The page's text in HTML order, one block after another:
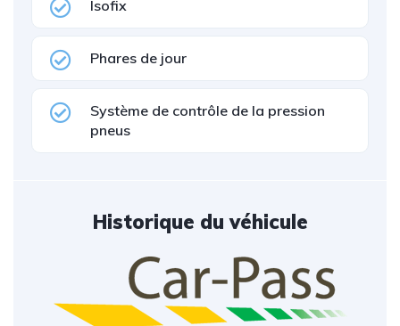
Isofix
Phares de jour
Système de contrôle de la pression
pneus
Historique du véhicule